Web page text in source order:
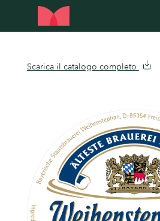
Scarica il catalogo completo